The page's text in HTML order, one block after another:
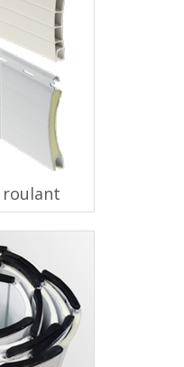
roulant